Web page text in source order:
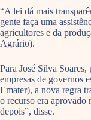
“A lei dá mais
gente faça uma
agricultores e da
Agrário).
Para José Silva Soares,
empresas de governos
Emater), a nova regra
o recurso era aprovado
depois”, disse.